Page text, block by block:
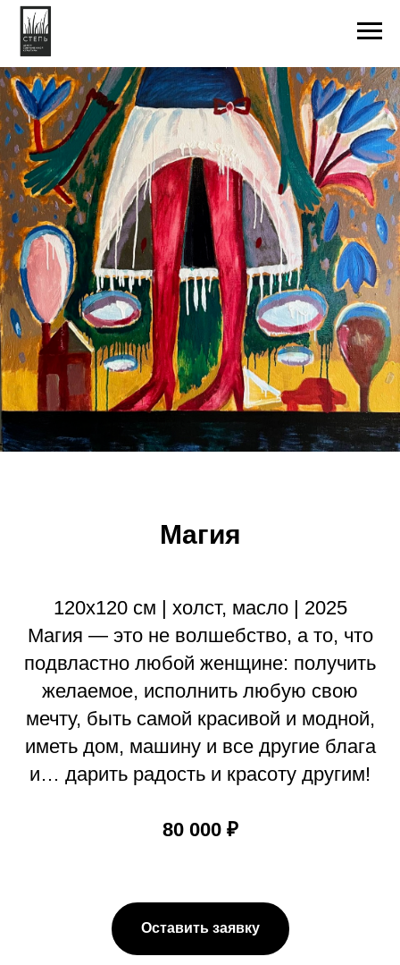
Магия
120х120 см | холст, масло | 2025
Магия — это не волшебство, а то, что
подвластно любой женщине: получить
желаемое, исполнить любую свою
мечту, быть самой красивой и модной,
иметь дом, машину и все другие блага
и… дарить радость и красоту другим!
80 000 ₽
Оставить заявку